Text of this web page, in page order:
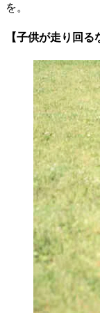
を。
【子供が走り回る